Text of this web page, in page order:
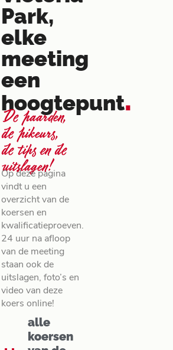
Park,
elke
meeting
een
hoogtepunt.
De paarden,
de pikeurs,
de tips en de
uitslagen!
Op deze pagina
vindt u een
overzicht van de
koersen en
kwalificatieproeven.
24 uur na afloop
van de meeting
staan ook de
uitslagen, foto’s en
video van deze
koers online!
alle
koersen